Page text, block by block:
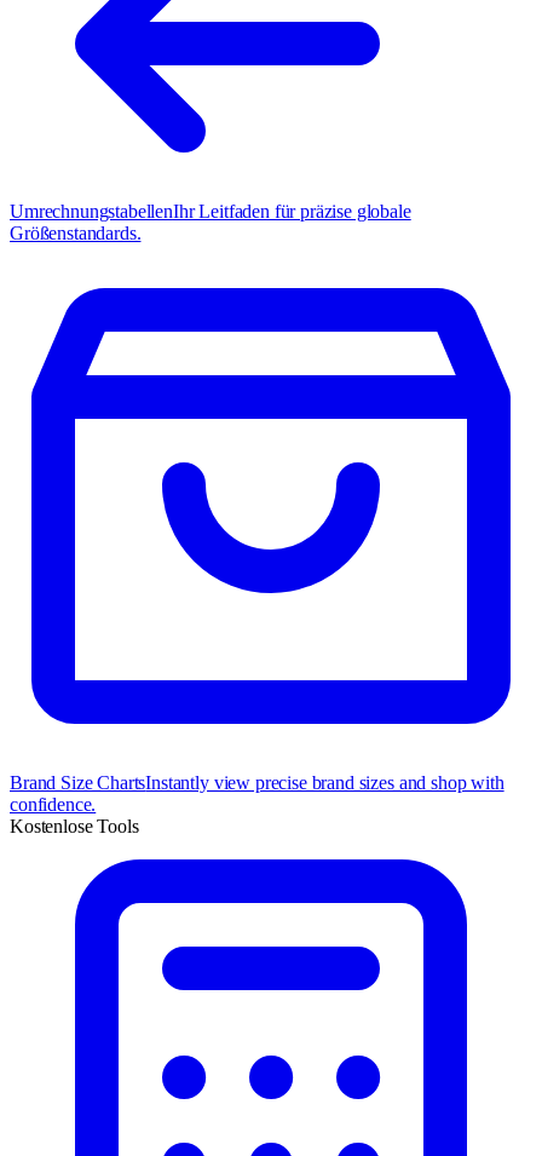
UmrechnungstabellenIhr Leitfaden für präzise globale
Größenstandards.
Brand Size ChartsInstantly view precise brand sizes and shop with
confidence.
Kostenlose Tools